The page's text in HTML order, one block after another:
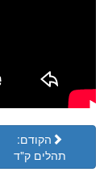
הקודם:
תהלים ק"ד